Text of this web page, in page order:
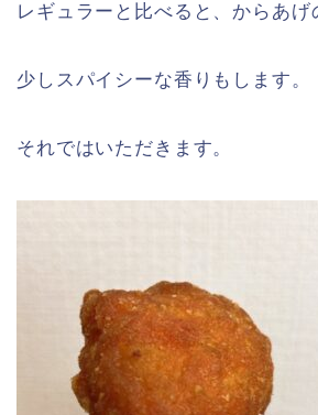
レギュラーと比べると、からあげ
少しスパイシーな香りもします。
それではいただきます。